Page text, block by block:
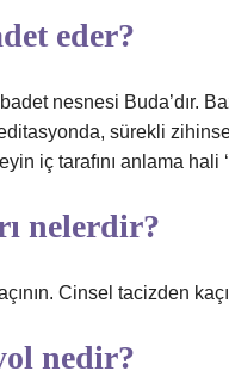
eder?
nesnesi Buda’dır.
sürekli
iç tarafını anlama hali
nelerdir?
Cinsel tacizden
nedir?